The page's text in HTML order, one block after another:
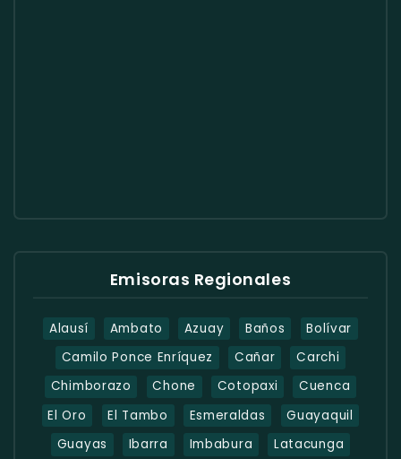
Emisoras Regionales
Alausí Ambato Azuay Baños
Bolívar
Camilo Ponce Enríquez
Cañar
Carchi
Chimborazo
Chone Cotopaxi
Cuenca
El Oro
El Tambo Esmeraldas
Guayaquil
Guayas
Ibarra Imbabura Latacunga